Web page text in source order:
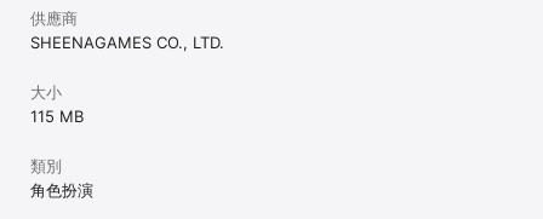
供應商
SHEENAGAMES CO., LTD.
大小
115 MB
類別
角色扮演